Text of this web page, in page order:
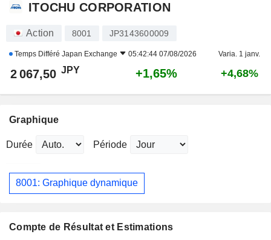
ITOCHU CORPORATION
Action 8001 JP3143600009
Temps Différé Japan Exchange 05:42:44 07/08/2026 Varia. 1 janv.
2 067,50 JPY +1,65% +4,68%
Graphique
Durée Période
8001: Graphique dynamique
Compte de Résultat et Estimations